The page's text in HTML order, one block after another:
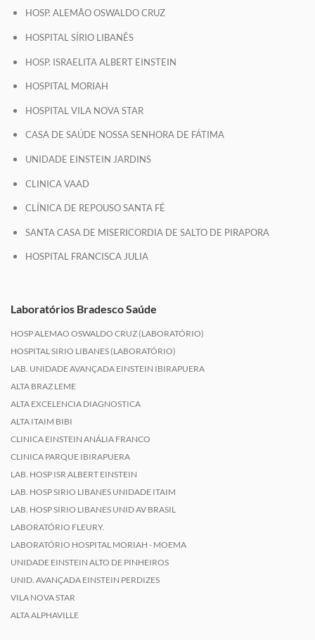
HOSP. ALEMÃO OSWALDO CRUZ
HOSPITAL SÍRIO LIBANÊS
HOSP. ISRAELITA ALBERT EINSTEIN
HOSPITAL MORIAH
HOSPITAL VILA NOVA STAR
CASA DE SAÚDE NOSSA SENHORA DE FÁTIMA
UNIDADE EINSTEIN JARDINS
CLINICA VAAD
CLÍNICA DE REPOUSO SANTA FÉ
SANTA CASA DE MISERICORDIA DE SALTO DE PIRAPORA
HOSPITAL FRANCISCA JULIA
Laboratórios Bradesco Saúde
HOSP ALEMAO OSWALDO CRUZ (LABORATÓRIO)
HOSPITAL SIRIO LIBANES (LABORATÓRIO)
LAB. UNIDADE AVANÇADA EINSTEIN IBIRAPUERA
ALTA BRAZ LEME
ALTA EXCELENCIA DIAGNOSTICA
ALTA ITAIM BIBI
CLINICA EINSTEIN ANÁLIA FRANCO
CLINICA PARQUE IBIRAPUERA
LAB. HOSP ISR ALBERT EINSTEIN
LAB. HOSP SIRIO LIBANES UNIDADE ITAIM
LAB. HOSP SIRIO LIBANES UNID AV BRASIL
LABORATÓRIO FLEURY.
LABORATÓRIO HOSPITAL MORIAH - MOEMA
UNIDADE EINSTEIN ALTO DE PINHEIROS
UNID. AVANÇADA EINSTEIN PERDIZES
VILA NOVA STAR
ALTA ALPHAVILLE